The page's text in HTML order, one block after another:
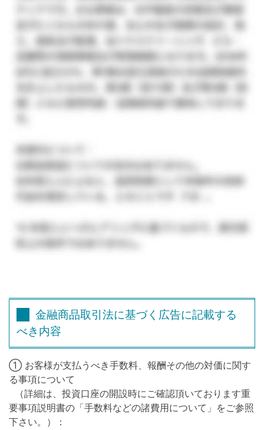
金融商品取引法に基づく広告に記載する
べき内容
① お客様が支払うべき手数料、報酬その他の対価に関す
る事項について
（詳細は、投資口座の開設時にご確認頂いております重
要事項説明書の「手数料などの諸費用について」をご参照
下さい。）：